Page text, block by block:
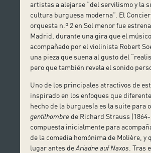
artistas a alejarse “del servilismo y la
cultura burguesa moderna”. El
orquesta n.º 2 en Sol menor fue
Madrid, durante una gira que el
acompañado por el violinista Robert
una pieza que suena al gusto del
pero que también revela el sonido
Uno de los principales atractivos de
inspirado en los enfoques que
hecho de la burguesía es la suite para
gentilhombre de Richard Strauss
compuesta inicialmente para
de la comedia homónima de Molière, y
lugar antes deAriadne auf Naxos. Tras